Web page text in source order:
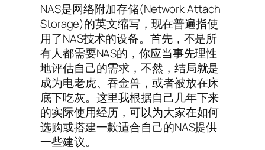
NAS是网络附加存储(Network Attach
Storage)的英文缩写，现在普遍指使
用了NAS技术的设备。首先，不是所
有人都需要NAS的，你应当事先理性
地评估自己的需求，不然，结局就是
成为电老虎、吞金兽，或者被放在床
底下吃灰。这里我根据自己几年下来
的实际使用经历，可以为大家在如何
选购或搭建一款适合自己的NAS提供
一些建议。